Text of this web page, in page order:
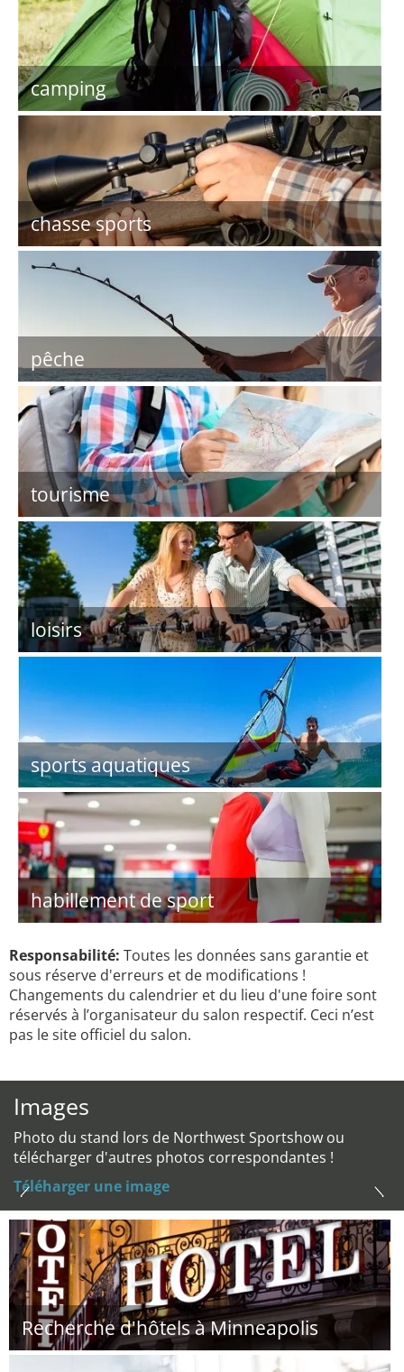
camping
chasse sports
pêche
tourisme
loisirs
sports aquatiques
habillement de sport
Responsabilité: Toutes les données sans garantie et
sous réserve d'erreurs et de modifications !
Changements du calendrier et du lieu d'une foire sont
réservés à l’organisateur du salon respectif. Ceci n’est
pas le site officiel du salon.
Images
Photo du stand lors de Northwest Sportshow ou
télécharger d'autres photos correspondantes !
Téléharger une image
Recherche d'hôtels à Minneapolis